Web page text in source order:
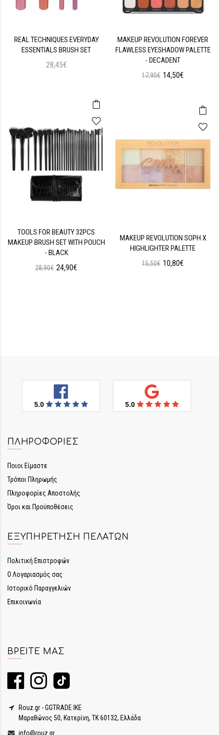
REAL TECHNIQUES EVERYDAY
ESSENTIALS BRUSH SET
28,45€
TOOLS FOR BEAUTY 32PCS
MAKEUP BRUSH SET WITH POUCH
- BLACK
28,90€ 24,90€
MAKEUP REVOLUTION FOREVER
FLAWLESS EYESHADOW PALETTE
- DECADENT
17,90€ 14,50€
MAKEUP REVOLUTION SOPH X
HIGHLIGHTER PALETTE
15,50€ 10,80€
5.0 5.0
ΠΛΗΡΟΦΟΡΊΕΣ
Ποιοι Είμαστε
Τρόποι Πληρωμής
Πληροφορίες Αποστολής
Όροι και Προϋποθέσεις
ΕΞΥΠΗΡΈΤΗΣΗ ΠΕΛΑΤΏΝ
Πολιτική Επιστροφών
Ο Λογαριασμός σας
Ιστορικό Παραγγελιών
Επικοινωνία
ΒΡΕΊΤΕ ΜΑΣ
Rouz.gr - GGTRADE IKE
Μαραθώνος 50, Κατερίνη, ΤΚ 60132, Ελλάδα
info@rouz.gr